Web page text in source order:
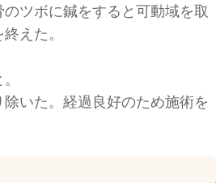
ツボに鍼をすると可動域を取
えた。
いた。経過良好のため施術を